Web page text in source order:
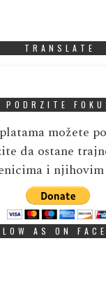
TRANSLATE
PODRZITE
možete
da ostane
i
AS ON